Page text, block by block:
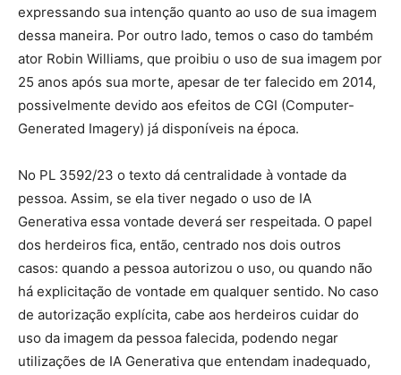
expressando sua intenção quanto ao uso de sua imagem
dessa maneira. Por outro lado, temos o caso do também
ator Robin Williams, que proibiu o uso de sua imagem por
25 anos após sua morte, apesar de ter falecido em 2014,
possivelmente devido aos efeitos de CGI (Computer-
Generated Imagery) já disponíveis na época.
No PL 3592/23 o texto dá centralidade à vontade da
pessoa. Assim, se ela tiver negado o uso de IA
Generativa essa vontade deverá ser respeitada. O papel
dos herdeiros fica, então, centrado nos dois outros
casos: quando a pessoa autorizou o uso, ou quando não
há explicitação de vontade em qualquer sentido. No caso
de autorização explícita, cabe aos herdeiros cuidar do
uso da imagem da pessoa falecida, podendo negar
utilizações de IA Generativa que entendam inadequado,